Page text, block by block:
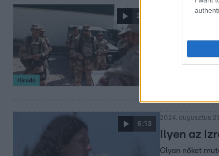
2:02
Híradó
2024. október 22.
Fontos!
kormány
Mostantól az
- az
kormánynak,
6:13
2024. augusztus
Ilyen az
Olyan nőket